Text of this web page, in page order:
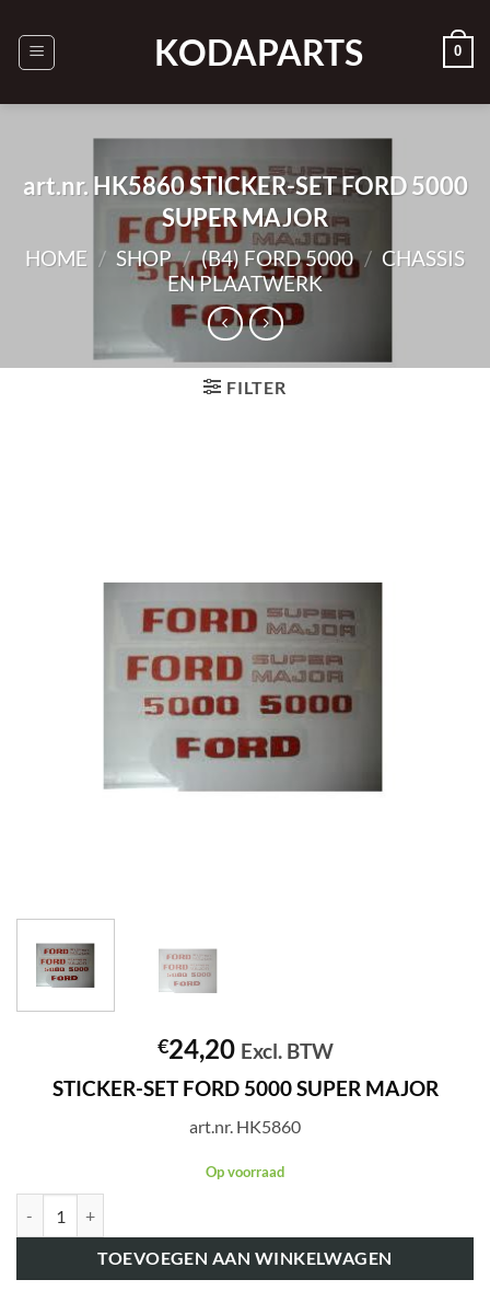
naar
inhoud
KODAPARTS 0
art.nr. HK5860 STICKER-SET FORD 5000
SUPER MAJOR
HOME / SHOP / (B4) FORD 5000 / CHASSIS
EN PLAATWERK
FILTER
€24,20 Excl. BTW
STICKER-SET FORD 5000 SUPER MAJOR
art.nr. HK5860
Op voorraad
TOEVOEGEN AAN WINKELWAGEN